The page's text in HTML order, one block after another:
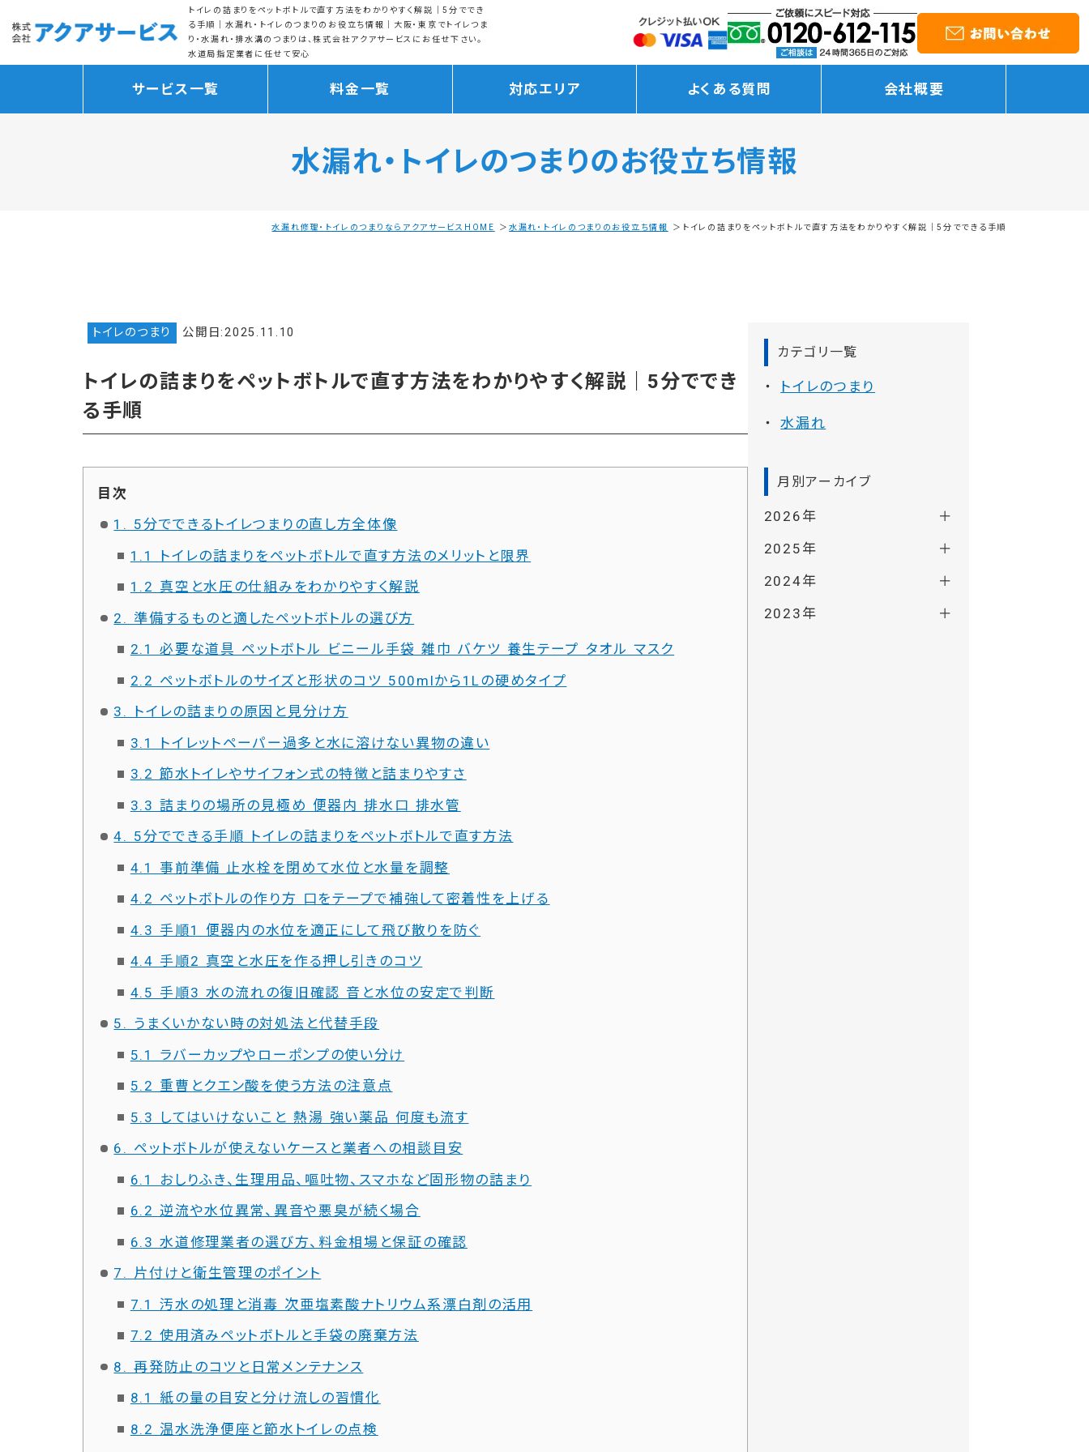
トイレの詰まりをペットボトルで直す方法をわかりやすく解説｜5分ででき
る手順｜水漏れ・トイレのつまりのお役立ち情報｜大阪・東京でトイレつま
り・水漏れ・排水溝のつまりは、株式会社アクアサービスにお任せ下さい。
水道局指定業者に任せて安心
サービス一覧 料金一覧 対応エリア よくある質問 会社概要
水漏れ・トイレのつまりのお役立ち情報
水漏れ修理・トイレのつまりならアクアサービスHOME 水漏れ・トイレのつまりのお役立ち情報 トイレの詰まりをペットボトルで直す方法をわかりやすく解説｜5分でできる手順
トイレのつまり 公開日:2025.11.10
トイレの詰まりをペットボトルで直す方法をわかりやすく解説｜5分ででき
る手順
目次
1. 5分でできるトイレつまりの直し方全体像
1.1 トイレの詰まりをペットボトルで直す方法のメリットと限界
1.2 真空と水圧の仕組みをわかりやすく解説
2. 準備するものと適したペットボトルの選び方
2.1 必要な道具 ペットボトル ビニール手袋 雑巾 バケツ 養生テープ タオル マスク
2.2 ペットボトルのサイズと形状のコツ 500mlから1Lの硬めタイプ
3. トイレの詰まりの原因と見分け方
3.1 トイレットペーパー過多と水に溶けない異物の違い
3.2 節水トイレやサイフォン式の特徴と詰まりやすさ
3.3 詰まりの場所の見極め 便器内 排水口 排水管
4. 5分でできる手順 トイレの詰まりをペットボトルで直す方法
4.1 事前準備 止水栓を閉めて水位と水量を調整
4.2 ペットボトルの作り方 口をテープで補強して密着性を上げる
4.3 手順1 便器内の水位を適正にして飛び散りを防ぐ
4.4 手順2 真空と水圧を作る押し引きのコツ
4.5 手順3 水の流れの復旧確認 音と水位の安定で判断
5. うまくいかない時の対処法と代替手段
5.1 ラバーカップやローポンプの使い分け
5.2 重曹とクエン酸を使う方法の注意点
5.3 してはいけないこと 熱湯 強い薬品 何度も流す
6. ペットボトルが使えないケースと業者への相談目安
6.1 おしりふき、生理用品、嘔吐物、スマホなど固形物の詰まり
6.2 逆流や水位異常、異音や悪臭が続く場合
6.3 水道修理業者の選び方、料金相場と保証の確認
7. 片付けと衛生管理のポイント
7.1 汚水の処理と消毒 次亜塩素酸ナトリウム系漂白剤の活用
7.2 使用済みペットボトルと手袋の廃棄方法
8. 再発防止のコツと日常メンテナンス
8.1 紙の量の目安と分け流しの習慣化
8.2 温水洗浄便座と節水トイレの点検
カテゴリ一覧
トイレのつまり
水漏れ
月別アーカイブ
2026年
2025年
2024年
2023年